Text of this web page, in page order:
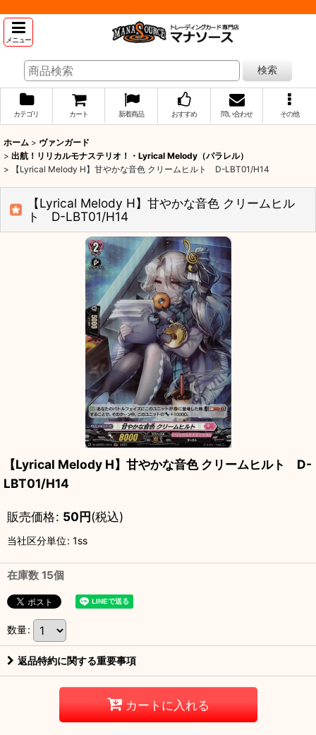
メニュー
検索
カテゴリ カート 新着商品 おすすめ 問い合わせ その他
ホーム > ヴァンガード
> 出航！リリカルモナステリオ！・Lyrical Melody（パラレル）
>
【Lyrical Melody H】甘やかな音色 クリームヒルト D-LBT01/H14
【Lyrical Melody H】甘やかな音色 クリームヒル
ト D-LBT01/H14
【Lyrical Melody H】甘やかな音色 クリームヒルト D-
LBT01/H14
販売価格: 50円(税込)
当社区分単位: 1ss
在庫数 15個
数量:
返品特約に関する重要事項
カートに入れる